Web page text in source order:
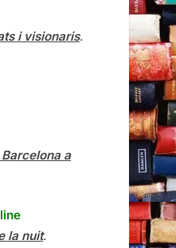
i visionaris.
a
la nuit.